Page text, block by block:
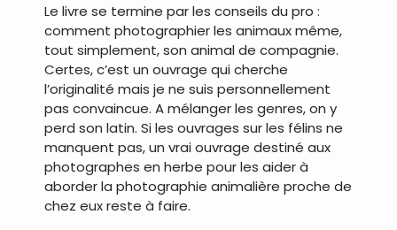
Le livre se termine par les conseils du pro :
comment photographier les animaux même,
tout simplement, son animal de compagnie.
Certes, c’est un ouvrage qui cherche
l’originalité mais je ne suis personnellement
pas convaincue. A mélanger les genres, on y
perd son latin. Si les ouvrages sur les félins ne
manquent pas, un vrai ouvrage destiné aux
photographes en herbe pour les aider à
aborder la photographie animalière proche de
chez eux reste à faire.